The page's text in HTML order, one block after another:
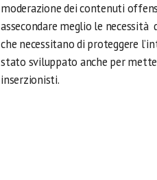
moderazione dei contenuti
assecondare meglio le
che necessitano di proteggere
stato sviluppato anche per
inserzionisti.